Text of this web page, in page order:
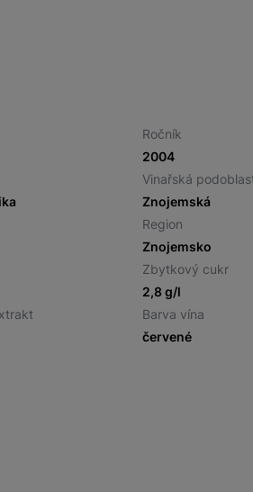
Ročník
2004
Vinařská
Znojemská
Region
Znojemsko
Zbytkový cukr
2,8 g/l
Barva vína
červené